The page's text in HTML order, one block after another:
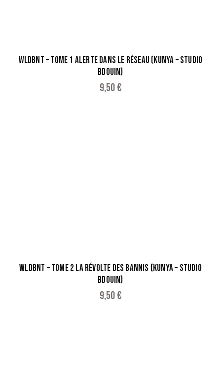
WLDBNT – TOME 1 ALERTE DANS LE RÉSEAU (KUNYA – STUDIO
BDOUIN)
9,50€